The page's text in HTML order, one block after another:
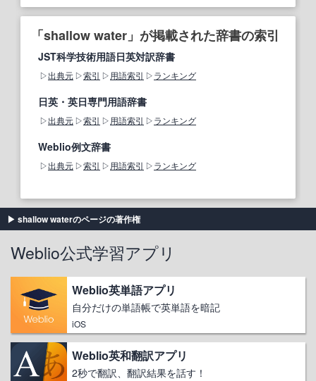
「shallow water」が掲載された辞書の索引
JST科学技術用語日英対訳辞書
出典元 索引 用語索引 ランキング
日英・英日専門用語辞書
出典元 索引 用語索引 ランキング
Weblio例文辞書
出典元 索引 用語索引 ランキング
shallow waterのページの著作権
Weblio公式学習アプリ
Weblio英単語アプリ
自分だけの単語帳で英単語を暗記
iOS
Weblio英和翻訳アプリ
2秒で翻訳、翻訳結果を話す！